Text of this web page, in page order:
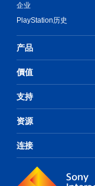
企业
PlayStation历史
产品
價值
支持
资源
连接